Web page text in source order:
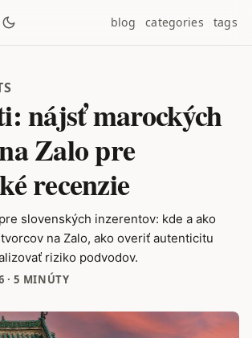
blog categories tags
nájsť marockých
Zalo pre
recenzie
slovenských inzerentov: kde a ako
na Zalo, ako overiť autenticitu
riziko podvodov.
·5 MINÚTY